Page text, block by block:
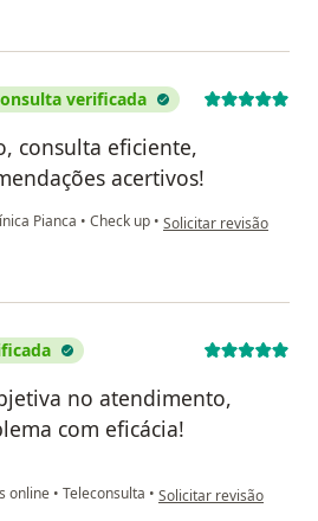
verificada
consulta eficiente,
acertivos!
Pianca • Check up • na opinião do
Solicitar revisão
no atendimento,
com eficácia!
online • Teleconsulta • na opinião do utilizador
Solicitar revisão